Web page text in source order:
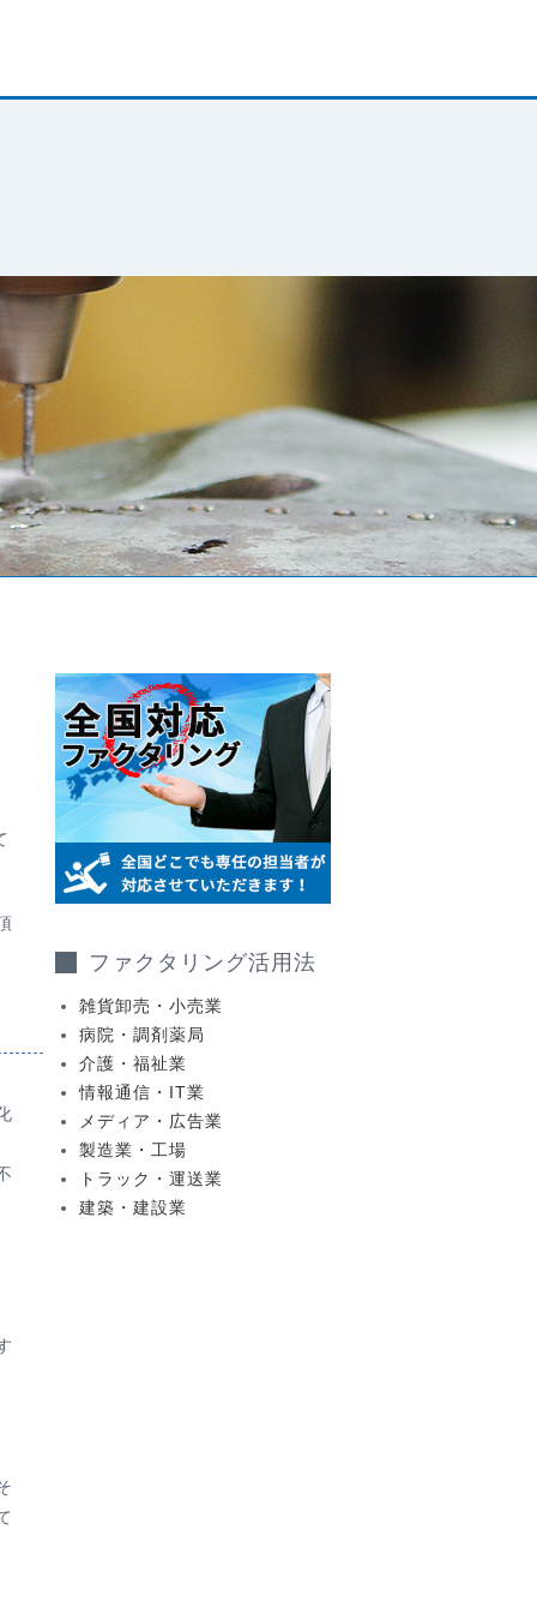
ファクタリング活用法
雑貨卸売・小売業
病院・調剤薬局
介護・福祉業
情報通信・IT業
メディア・広告業
製造業・工場
トラック・運送業
建築・建設業